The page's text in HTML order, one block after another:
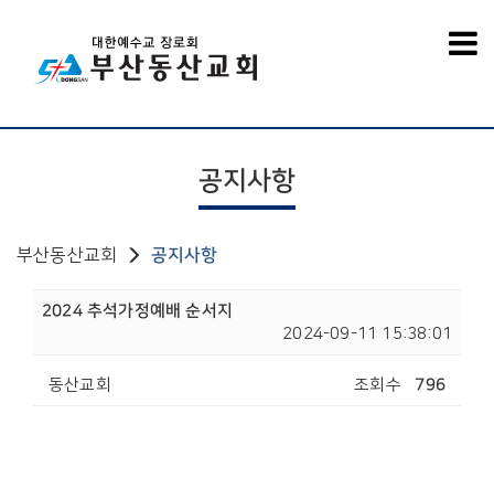
공지사항
부산동산교회 공지사항
2024 추석가정예배 순서지
2024-09-11 15:38:01
동산교회 조회수796